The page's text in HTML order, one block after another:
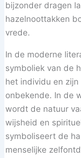
bijzonder dragen
hazelnoottakken
vrede.
In de moderne
symboliek van de
het individu en
onbekende. In de
wordt de natuur
wijsheid en
symboliseert de
menselijke